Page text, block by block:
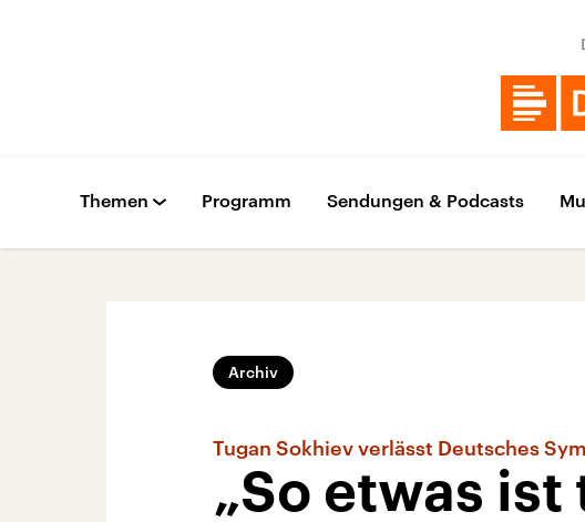
Themen Programm Sendungen & Podcasts
Archiv
Tugan Sokhiev verlässt Deutsches
„So etwas